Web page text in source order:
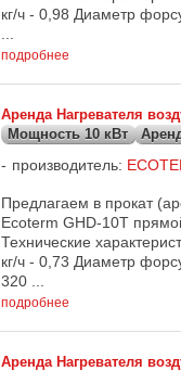
кг/ч - 0,98 Диаметр
подробнее
Аренда Нагревателя
Мощность 10 кВт
производитель:
Предлагаем в прокат
Ecoterm GHD-10T
Технические
кг/ч - 0,73 Диаметр
320 ...
подробнее
Аренда Нагревателя